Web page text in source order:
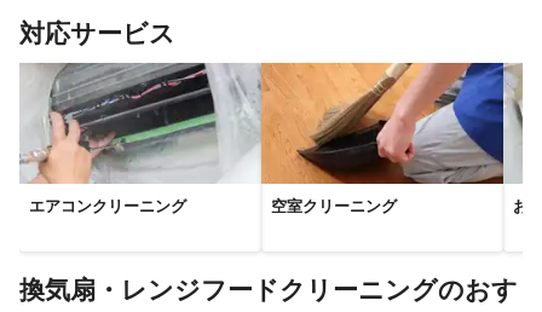
対応サービス
エアコンクリーニング 空室クリーニング お
換気扇・レンジフードクリーニングのおす